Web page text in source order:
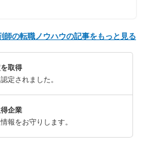
師の転職ノウハウの記事をもっと見る
取得
定されました。
企業
報をお守りします。